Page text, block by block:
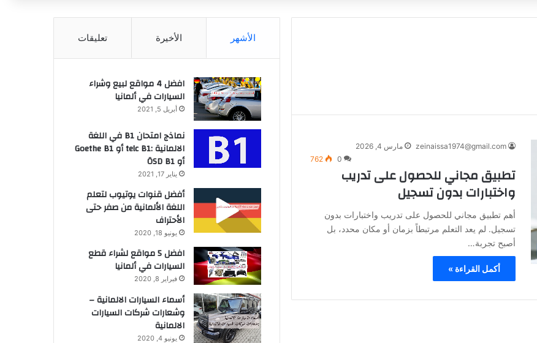
zeinaissa1974@gmail.com
مارس 4, 2026
0
762
تطبيق مجاني للحصول على تدريب
واختبارات بدون تسجيل
أهم تطبيق مجاني للحصول على تدريب واختبارات بدون
تسجيل. لم يعد التعلم مرتبطاً بزمان أو مكان محدد، بل
أصبح تجربة…
أكمل القراءة »
الأشهر الأخيرة تعليقات
افضل 4 مواقع لبيع وشراء
السيارات في ألمانيا
أبريل 5, 2021
نماذج امتحان B1 في اللغة
الالمانية :telc B1 أو Goethe B1
أو ÖSD B1
يناير 17, 2021
أفضل قنوات يوتيوب لتعلم
اللغة الألمانية من صفر حتى
الأحتراف
يونيو 18, 2020
افضل 5 مواقع لشراء قطع
السيارات في ألمانيا
فبراير 8, 2020
أسماء السيارات الالمانية –
وشعارات شركات السيارات
الالمانية
يونيو 4, 2020